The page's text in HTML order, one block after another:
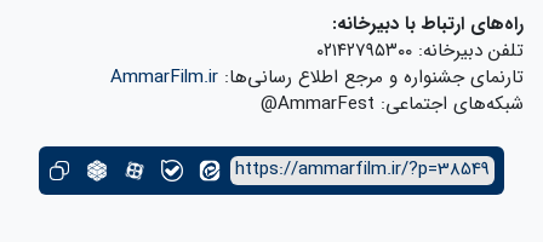
راه‌های ارتباط با دبیرخانه:
تلفن دبیرخانه: ۰۲۱۴۲۷۹۵۳۰۰
تارنمای جشنواره و مرجع اطلاع رسانی‌ها: AmmarFilm.ir
شبکه‌های اجتماعی: AmmarFest@
https://ammarfilm.ir/?p=38549